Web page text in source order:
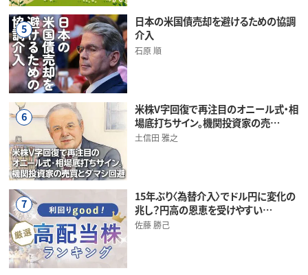
5
日本の米国債売却を避けるための協調
介入
石原 順
6
米株V字回復で再注目のオニール式・相
場底打ちサイン。機関投資家の売…
土信田 雅之
7
15年ぶり〈為替介入〉でドル円に変化の
兆し？円高の恩恵を受けやすい…
佐藤 勝己